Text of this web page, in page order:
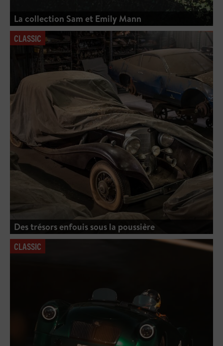
La collection Sam et Emily Mann
CLASSIC
Des trésors enfouis sous la poussière
CLASSIC